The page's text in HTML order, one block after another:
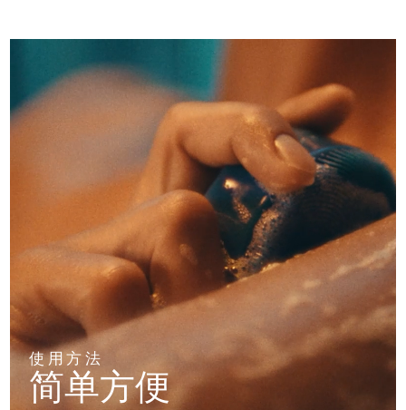
使用方法
简单方便
阿拉伯联合酋长国 预计送达日期8/9/26
英国 预计送达日期8/8/26
美国 预计送达日期8/9/26
预计送达日期8/13/26
预计送达日期